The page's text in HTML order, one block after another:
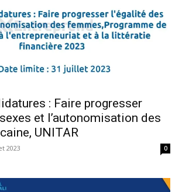
: Faire progresser
et l’autonomisation des
UNITAR
2023 0